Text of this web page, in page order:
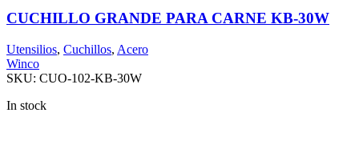
CUCHILLO GRANDE PARA CARNE KB-30W
Utensilios, Cuchillos, Acero
Winco
SKU: CUO-102-KB-30W
In stock